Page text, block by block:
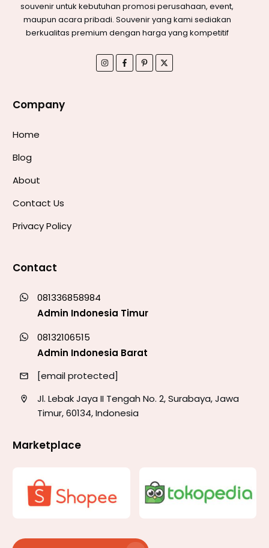
souvenir untuk kebutuhan promosi perusahaan, event,
maupun acara pribadi. Souvenir yang kami sediakan
berkualitas premium dengan harga yang kompetitif
Company
Home
Blog
About
Contact Us
Privacy Policy
Contact
081336858984
Admin Indonesia Timur
08132106515
Admin Indonesia Barat
[email protected]
Jl. Lebak Jaya II Tengah No. 2, Surabaya, Jawa
Timur, 60134, Indonesia
Marketplace